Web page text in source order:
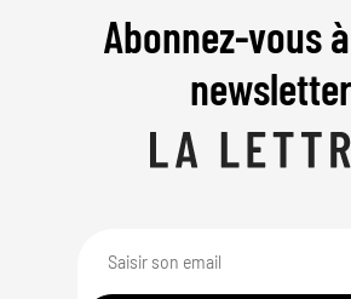
Abonnez-vous
newsletter